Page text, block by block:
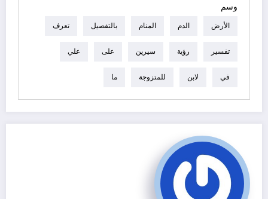
وسم
الأرض الدم المنام بالتفصيل تعرف
تفسير رؤية سيرين على علي
في لابن للمتزوجة ما